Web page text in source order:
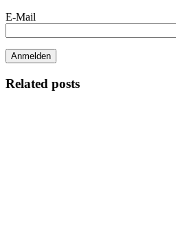
E-Mail
Related posts